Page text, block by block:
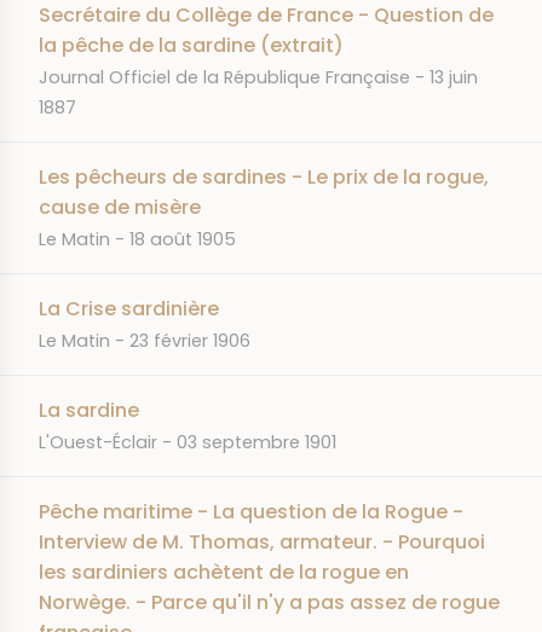
Secrétaire du Collège de France - Question de
la pêche de la sardine (extrait)
JOURNAL
Journal Officiel de la République Française DATE
13 juin
1887
Les pêcheurs de sardines - Le prix de la rogue,
cause de misère
JOURNAL
Le Matin DATE
18 août 1905
La Crise sardinière
JOURNAL
Le Matin DATE
23 février 1906
La sardine
JOURNAL
L'Ouest-Éclair DATE
03 septembre 1901
Pêche maritime - La question de la Rogue -
Interview de M. Thomas, armateur. - Pourquoi
les sardiniers achètent de la rogue en
Norwège. - Parce qu'il n'y a pas assez de rogue